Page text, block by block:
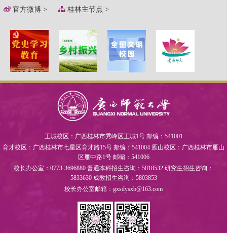
官方微博 > 桂林主节点 >
王城校区：广西桂林市秀峰区王城1号邮编：541001
育才校区：广西桂林市七星区育才路15号 邮编：541004 雁山校区：广西桂林市雁山
区雁中路1号 邮编：541006
校长办公室：0773-3696880 普通本科招生咨询：5818532 研究生招生咨询：
5833630 成教招生咨询：5803853
校长办公室邮箱：gxsdysxb@163.com